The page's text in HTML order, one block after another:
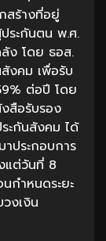
สร้างที่อยู่
ระกันตน พ.ศ.
ง โดย ธอส.
งคม เพื่อรับ
ต่อปี โดย
สือรับรอง
ะกันสังคม ได้
ประกอบการ
แต่วันที่ 8
กำหนดระยะ
งเงิน